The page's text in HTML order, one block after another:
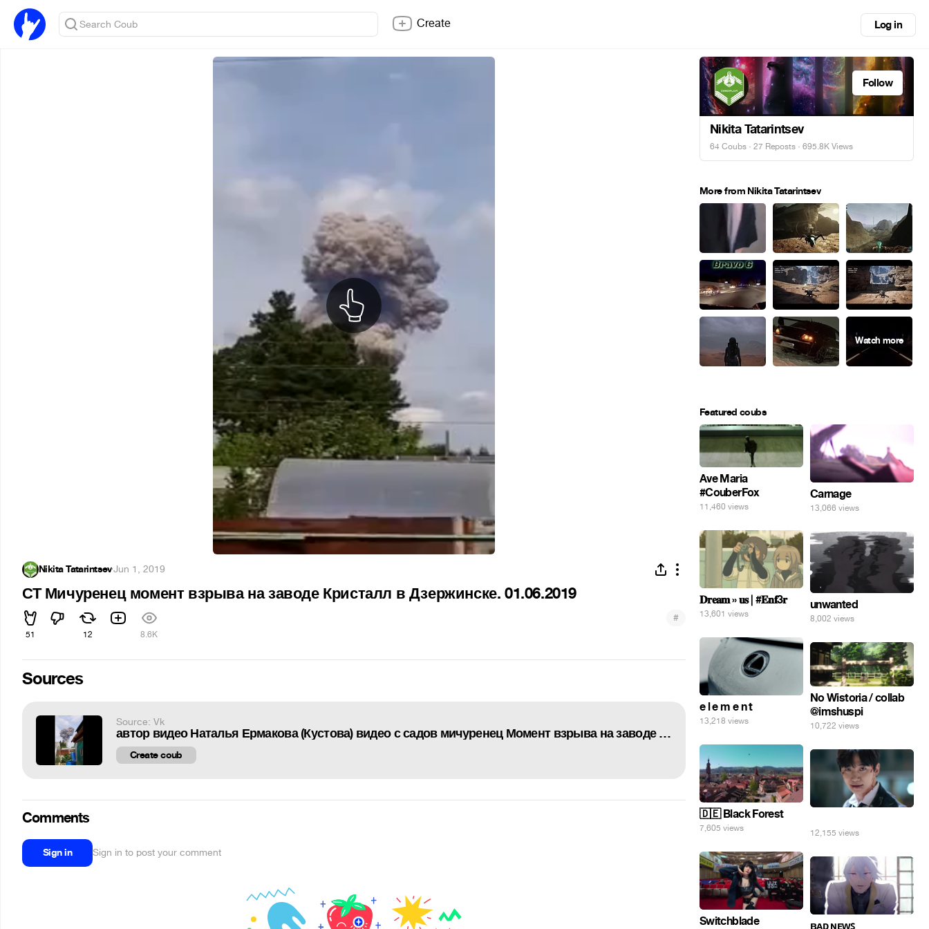
Create Log in
Nikita Tatarintsev·Jun 1, 2019
СТ Мичуренец момент взрыва на заводе Кристалл в Дзержинске. 01.06.2019
51 12 8.6K
#
Sources
Source: Vk
автор видео Наталья Ермакова (Кустова) видео с садов мичуренец Момент взрыва на заводе Кристалл в Дзержинске. 01.06.2019
Create coub
Comments
Sign in Sign in to post your comment
Follow
Nikita Tatarintsev
64 Coubs · 27 Reposts · 695.8K Views
More from Nikita Tatarintsev
Featured coubs
Ave Maria
#CouberFox
11,460 views
Carnage
13,066 views
𝐃𝐫𝐞𝐚𝐦 » 𝐮𝐬 | #𝐄𝐧𝐟3𝐫
13,601 views
unwanted
8,002 views
e l e m e n t
13,218 views
No Wistoria / collab
@imshuspi
10,722 views
🇩🇪 Black Forest
7,605 views 12,155 views
Switchblade